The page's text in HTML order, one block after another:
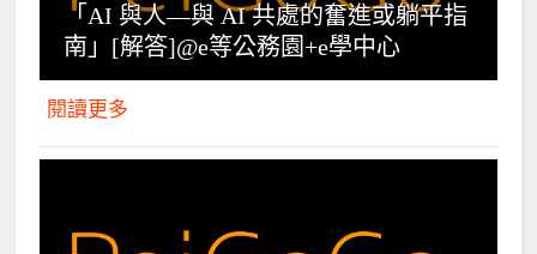
「AI 與人—與 AI 共處的奮進或躺平指
南」[解答]@e等公務園+e學中心
閱讀更多